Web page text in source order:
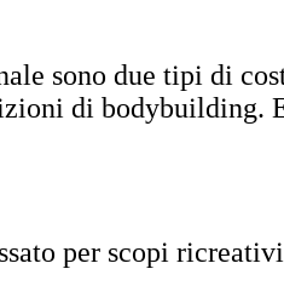
sono due tipi di
di bodybuilding.
per scopi